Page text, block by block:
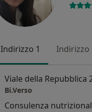
Indirizzo 1 Indirizzo
Viale della Repubblica
Bi.Verso
Consulenza